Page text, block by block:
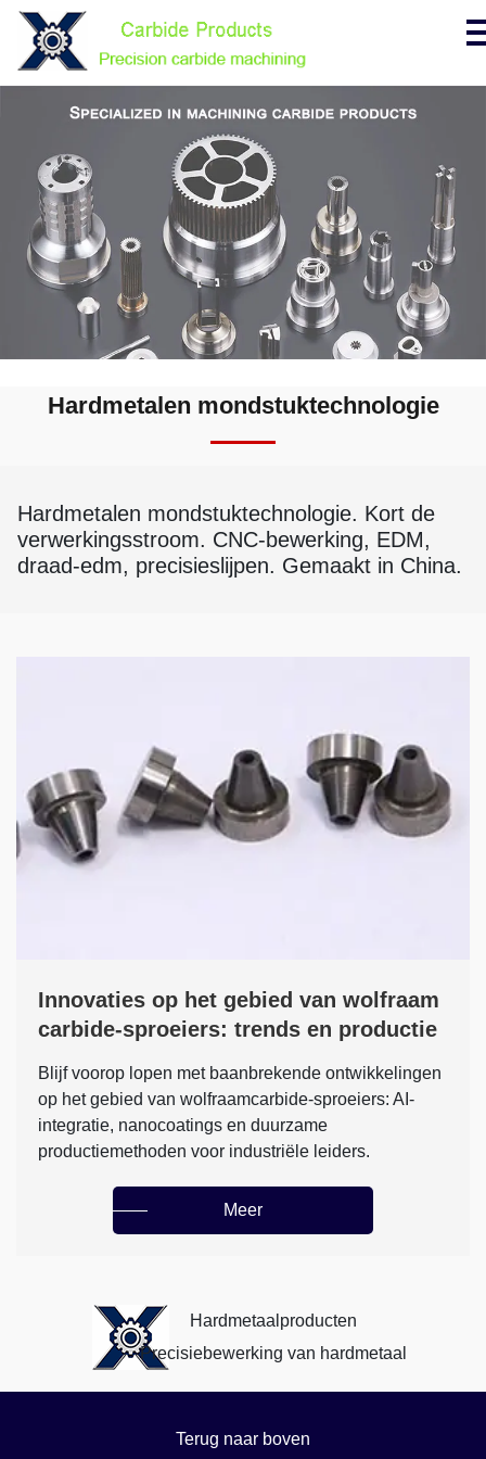
Hardmetalen mondstuktechnologie
Hardmetalen mondstuktechnologie. Kort de
verwerkingsstroom. CNC-bewerking, EDM,
draad-edm, precisieslijpen. Gemaakt in China.
Innovaties op het gebied van wolfraam
carbide-sproeiers: trends en productie
Blijf voorop lopen met baanbrekende ontwikkelingen
op het gebied van wolfraamcarbide-sproeiers: AI-
integratie, nanocoatings en duurzame
productiemethoden voor industriële leiders.
Meer
Hardmetaalproducten
Precisiebewerking van hardmetaal
Terug naar boven